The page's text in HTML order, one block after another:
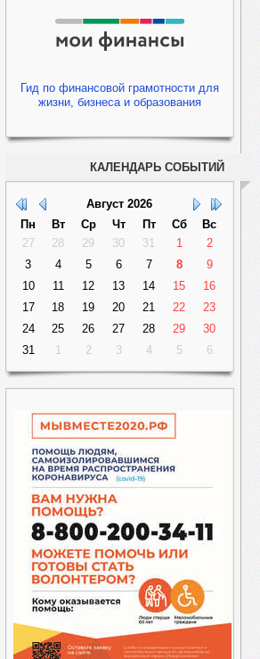
Гид по финансовой грамотности для
жизни, бизнеса и образования
КАЛЕНДАРЬ СОБЫТИЙ
Август 2026
Пн
Вт Ср Чт Пт Сб
Вс
27
28 29 30 31 1
2
3
4 5 6 7 8
9
10
11 12 13 14 15
16
17
18 19 20 21 22
23
24
25 26 27 28 29
30
31
1 2 3 4 5 6